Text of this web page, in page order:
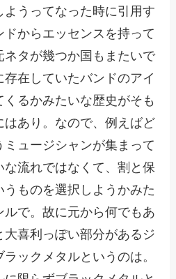
うってなった時に引用す
からエッセンスを持って
ネタが幾つか国もまたいで
在していたバンドのアイ
るかみたいな歴史がそも
はあり。なので、例えばど
ュージシャンが集まって
流れではなくて、割と保
ものを選択しようかみた
で。故に元から何でもあ
大喜利っぽい部分があるジ
ックメタルというのは。